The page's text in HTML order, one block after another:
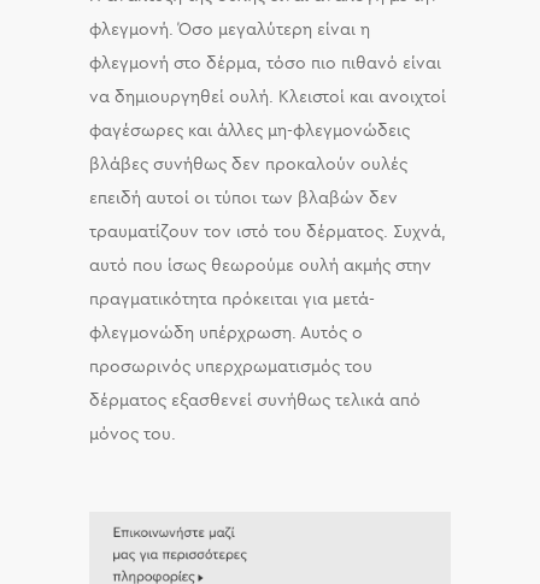
φλεγμονή. Όσο μεγαλύτερη είναι η
φλεγμονή στο δέρμα, τόσο πιο πιθανό είναι
να δημιουργηθεί ουλή. Κλειστοί και ανοιχτοί
φαγέσωρες και άλλες μη-φλεγμονώδεις
βλάβες συνήθως δεν προκαλούν ουλές
επειδή αυτοί οι τύποι των βλαβών δεν
τραυματίζουν τον ιστό του δέρματος. Συχνά,
αυτό που ίσως θεωρούμε ουλή ακμής στην
πραγματικότητα πρόκειται για μετά-
φλεγμονώδη υπέρχρωση. Αυτός ο
προσωρινός υπερχρωματισμός του
δέρματος εξασθενεί συνήθως τελικά από
μόνος του.